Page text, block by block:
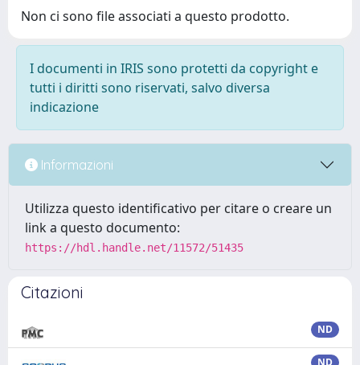
Non ci sono file associati a questo prodotto.
I documenti in IRIS sono protetti da copyright e
tutti i diritti sono riservati, salvo diversa
indicazione
Informazioni
Utilizza questo identificativo per citare o creare un
link a questo documento:
https://hdl.handle.net/11572/51435
Citazioni
ND